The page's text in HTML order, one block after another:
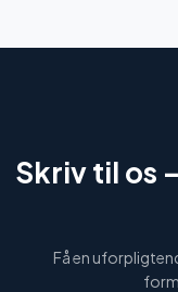
Skriv til os –
Få en